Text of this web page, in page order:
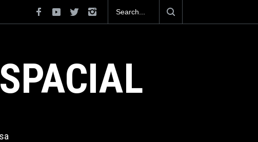
se posiciona como el cuarto exportador aeroespacial
al superar los 13,600 millones de dólares en
en el 2025.